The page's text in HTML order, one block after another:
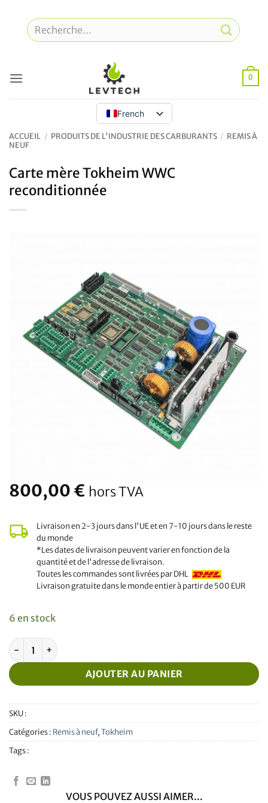
content
Recherche
pour
0
French
ACCUEIL / PRODUITS DE L'INDUSTRIE DES CARBURANTS / REMIS À
NEUF
Carte mère Tokheim WWC
reconditionnée
800,00 € hors TVA
Livraison en 2-3 jours dans l'UE et en 7-10 jours dans le reste
du monde
*Les dates de livraison peuvent varier en fonction de la
quantité et de l'adresse de livraison.
Toutes les commandes sont livrées par DHL
Livraison gratuite dans le monde entier à partir de 500 EUR
6 en stock
quantité de Refurbished Tokheim WWC Mainboard
AJOUTER AU PANIER
SKU :
Catégories : Remis à neuf,Tokheim
Tags :
VOUS POUVEZ AUSSI AIMER...